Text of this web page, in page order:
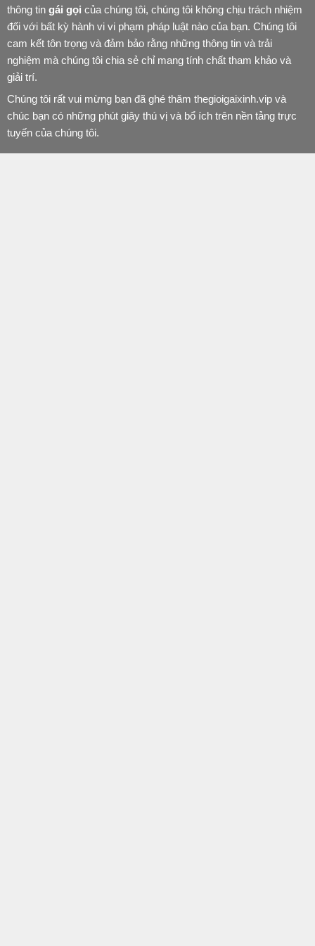
thông tin gái gọi của chúng tôi, chúng tôi không chịu trách nhiệm
đối với bất kỳ hành vi vi phạm pháp luật nào của bạn. Chúng tôi
cam kết tôn trọng và đảm bảo rằng những thông tin và trải
nghiệm mà chúng tôi chia sẻ chỉ mang tính chất tham khảo và
giải trí.
Chúng tôi rất vui mừng bạn đã ghé thăm thegioigaixinh.vip và
chúc bạn có những phút giây thú vị và bổ ích trên nền tảng trực
tuyến của chúng tôi.